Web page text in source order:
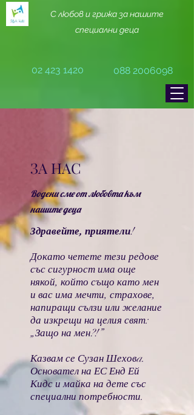
С любов и грижа за нашите
специални деца
02 423 1420 088 2006098
ЗА НАС
Водени сме от любовта към
нашите деца
Здравейте, приятели!
Докато четете тези редове
със сигурност има още
някой, който също като мен
и вас има мечти, страхове,
напиращи сълзи или желание
да изкрещи на целия свят:
„Защо на мен?!”
Казвам се Сузан Шеховa.
Основател на ЕС Енд Ей
Кидс и майка на дете със
специални потребности.